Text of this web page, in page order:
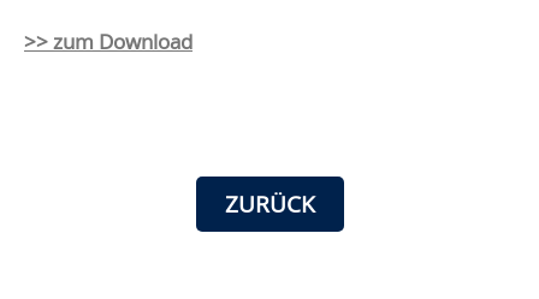
>> zum Download
ZURÜCK